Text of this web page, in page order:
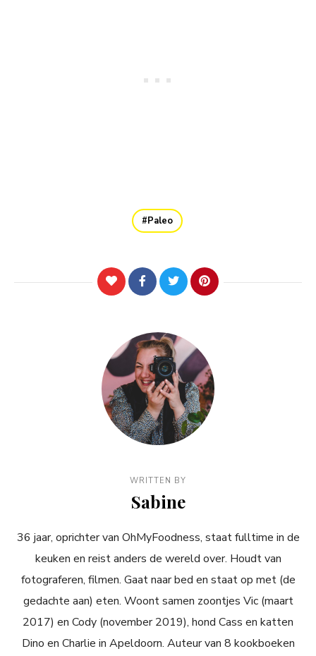
Paleo
WRITTEN BY
Sabine
36 jaar, oprichter van OhMyFoodness, staat fulltime in de
keuken en reist anders de wereld over. Houdt van
fotograferen, filmen. Gaat naar bed en staat op met (de
gedachte aan) eten. Woont samen zoontjes Vic (maart
2017) en Cody (november 2019), hond Cass en katten
Dino en Charlie in Apeldoorn. Auteur van 8 kookboeken